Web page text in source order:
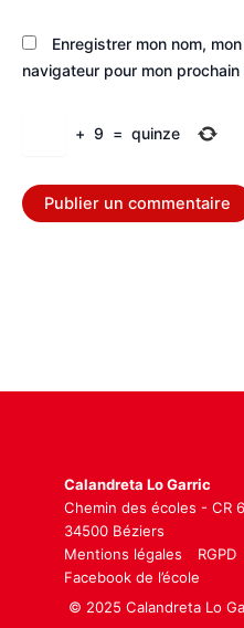
Enregistrer mon nom,
navigateur pour mon prochain
+ 9 = quinze
Calandreta Lo Garric
Chemin des écoles - CR
34500 Béziers
Mentions légales
RGPD
Facebook de l’école
© 2025 Calandreta Lo